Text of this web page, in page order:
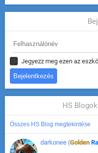
Jegyezz meg ezen az
HS
Összes HS Blog megtekintése
darkonee (Golden